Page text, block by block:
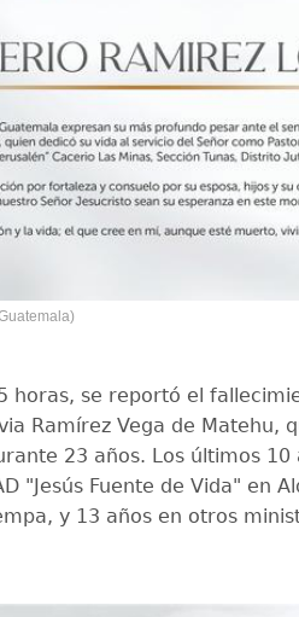
horas, se reportó el
Ramírez Vega de Matehu,
23 años. Los últimos 10
"Jesús Fuente de Vida" en
y 13 años en otros